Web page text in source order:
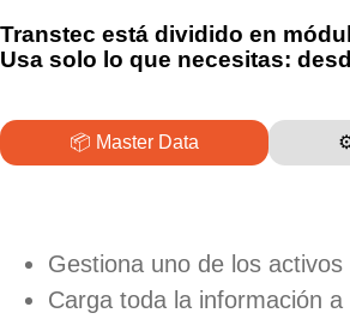
Transtec está dividido en
Usa solo lo que necesitas:
📦 Master Data
Gestiona uno de los
Carga toda la información